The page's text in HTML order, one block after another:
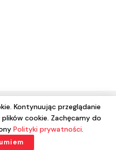
- 2020 rokRadio Lublin S.A. w
Kontynuując przeglądanie
cookie. Zachęcamy do
Polityki prywatności.